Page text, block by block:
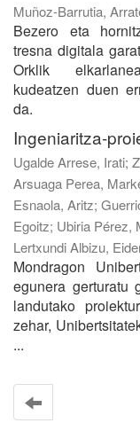
Muñoz-Barrutia,
Bezero eta
tresna digitala
Orklik
kudeatzen duen
da.
Ingeniaritza-
Ugalde Arrese, Irati;
Arsuaga Perea,
Esnaola, Aritz;
Egoitz; Ubiria Pérez,
Lertxundi Albizu,
Mondragon
egunera gerturatu
landutako
zehar,
...